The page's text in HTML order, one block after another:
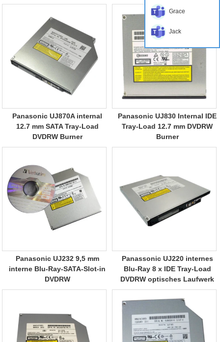
Panasonic UJ870A internal
12.7 mm SATA Tray-Load
DVDRW Burner
Panasonic UJ830 Internal IDE
Tray-Load 12.7 mm DVDRW
Burner
Panasonic UJ232 9,5 mm
interne Blu-Ray-SATA-Slot-in
DVDRW
Panassonic UJ220 internes
Blu-Ray 8 x IDE Tray-Load
DVDRW optisches Laufwerk
Grace
Jack